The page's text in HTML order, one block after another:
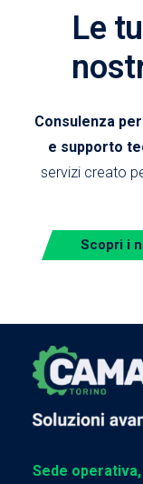
Le
Consulenza
e supporto
servizi creato
Scopri i
Sede operativa,